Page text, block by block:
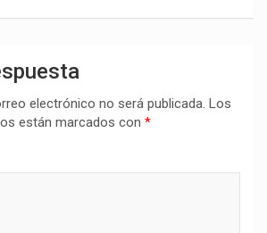
electrónico no será publicada. Los
están marcados con *